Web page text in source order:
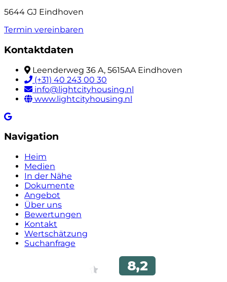
5644 GJ Eindhoven
Termin vereinbaren
Kontaktdaten
Leenderweg 36 A, 5615AA Eindhoven
(+31) 40 243 00 30
info@lightcityhousing.nl
www.lightcityhousing.nl
Navigation
Heim
Medien
In der Nähe
Dokumente
Angebot
Über uns
Bewertungen
Kontakt
Wertschätzung
Suchanfrage